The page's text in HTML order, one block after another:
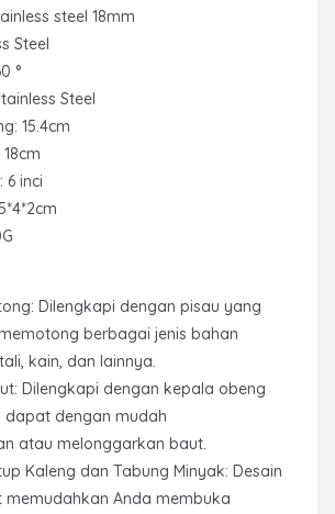
steel 18mm
Steel
°
Steel
15.4cm
6 inci
Dilengkapi dengan pisau yang
berbagai jenis bahan
kain, dan lainnya.
Dilengkapi dengan kepala obeng
dapat dengan mudah
atau melonggarkan baut.
Kaleng dan Tabung Minyak: Desain
Anda membuka